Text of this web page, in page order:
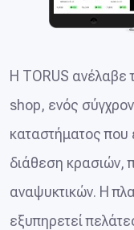
Η TORUS ανέλαβε
shop, ενός
καταστήματος που
διάθεση κρασιών,
αναψυκτικών. Η
εξυπηρετεί